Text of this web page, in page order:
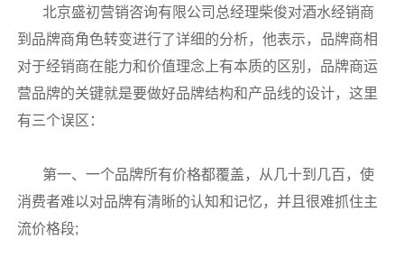
北京盛初营销咨询有限公司总经理柴俊对酒水经销商
到品牌商角色转变进行了详细的分析，他表示，品牌商相
对于经销商在能力和价值理念上有本质的区别，品牌商运
营品牌的关键就是要做好品牌结构和产品线的设计，这里
有三个误区：
第一、一个品牌所有价格都覆盖，从几十到几百，使
消费者难以对品牌有清晰的认知和记忆，并且很难抓住主
流价格段;